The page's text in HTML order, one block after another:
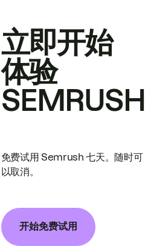
立即开始
体验
SEMRUSH
免费试用 Semrush 七天。随时可
以取消。
开始免费试用